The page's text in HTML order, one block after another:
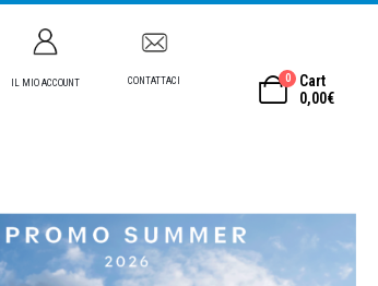
IL MIO ACCOUNT CONTATTACI 0
Cart
0,00€